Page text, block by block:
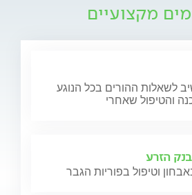
מקצועיים
לשאלות ההורים בכל הנוגע
והטיפול שאחרי
הזרע
וטיפול בפוריות הגבר